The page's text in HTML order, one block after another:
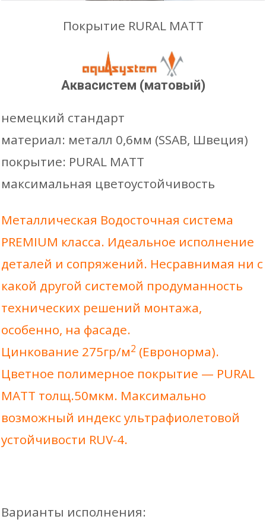
185mm Держатель желоба
Шаг установки 75см.
0 ₽–246₽
белый
графитовый
коричневый
оцинк.
В КОРЗИНУ
товара
185mm
желоба
100mm Труба водосточная 3м
100mm Соединитель трубы
водосточной
100mm Хомут крепления трубы
водосточной
Распорный дюбель
Тройник
5212 ₽
Покрытие RURAL MATT
Аквасистем (матовый)
немецкий стандарт
материал: металл 0,6мм (SSAB, Швеция)
покрытие: PURAL MATT
максимальная цветоустойчивость
Металлическая Водосточная система
PREMIUM класса. Идеальное исполнение
деталей и сопряжений. Несравнимая ни с
какой другой системой продуманность
технических решений монтажа,
особенно, на фасаде.
Цинкование 275гр/м2 (Евронорма).
Цветное полимерное покрытие — PURAL
MATT толщ.50мкм. Максимально
возможный индекс ультрафиолетовой
устойчивости RUV-4.
Варианты исполнения: